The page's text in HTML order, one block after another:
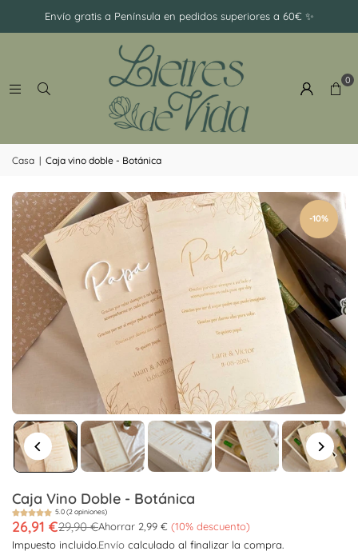
Envío gratis a Península en pedidos superiores a 60€ ✨
0
Casa | Caja vino doble - Botánica
-10%
Caja Vino Doble - Botánica
5.0 (2 opiniones)
Precio
habitual
26,91 €29,90 €Ahorrar 2,99 € (10% descuento)
Impuesto incluido.Envío calculado al finalizar la compra.
Ramillete